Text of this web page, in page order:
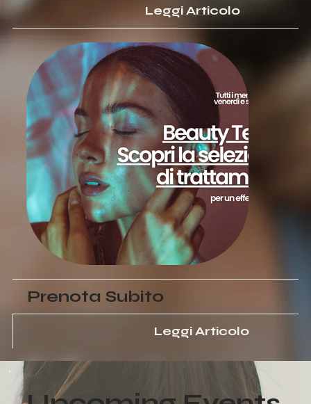
Leggi Articolo
Prenota Subito
Leggi Articolo